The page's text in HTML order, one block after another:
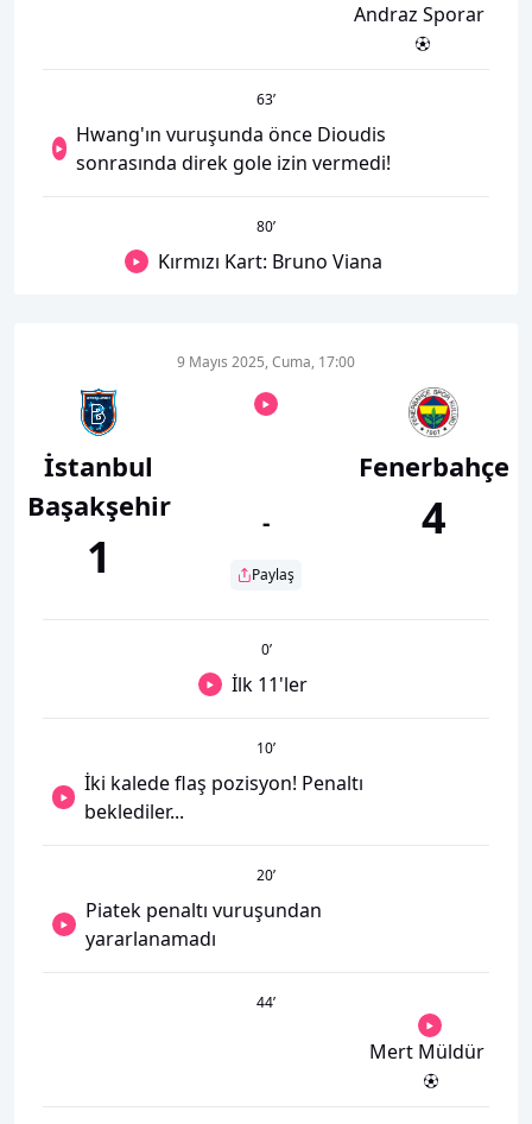
Andraz Sporar
63’
Hwang'ın vuruşunda önce Dioudis
sonrasında direk gole izin vermedi!
80’
Kırmızı Kart: Bruno Viana
İstanbul
Başakşehir
1
9 Mayıs 2025, Cuma, 17:00
-
Paylaş
Fenerbahçe
4
0’
İlk 11'ler
10’
İki kalede flaş pozisyon! Penaltı
beklediler...
20’
Piatek penaltı vuruşundan
yararlanamadı
44’
Mert Müldür